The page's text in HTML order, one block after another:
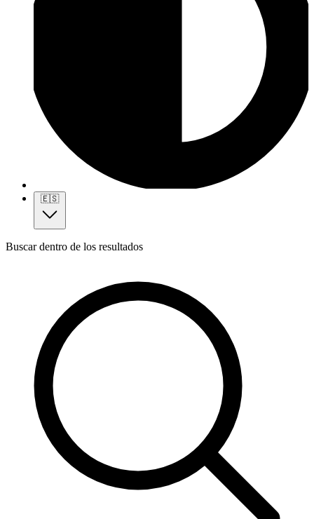
🇪🇸
Buscar dentro de los resultados